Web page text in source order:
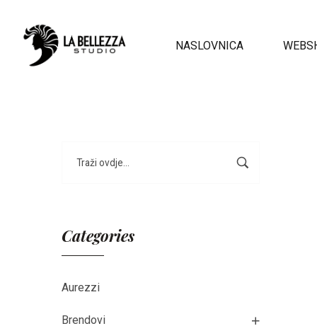
NASLOVNICA
Categories
Aurezzi
Brendovi